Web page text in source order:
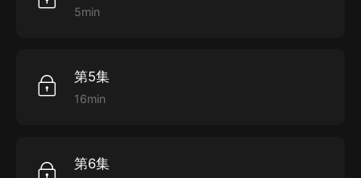
5min
第5集
16min
第6集